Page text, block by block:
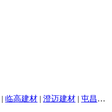
| 临高建材 | 澄迈建材 | 屯昌建材